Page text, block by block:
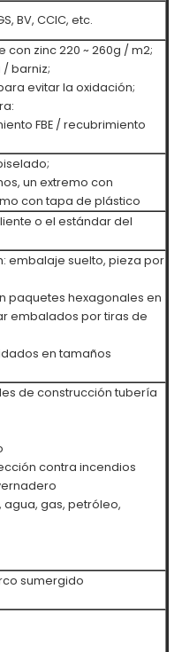
BV, CCIC, etc.
zinc 220 ~ 260g / m2;
barniz;
evitar la oxidación;
FBE / recubrimiento
un extremo con
con tapa de plástico
o el estándar del
embalaje suelto, pieza por
paquetes hexagonales en
embalados por tiras de
en tamaños
de construcción tubería
contra incendios
gas, petróleo,
sumergido